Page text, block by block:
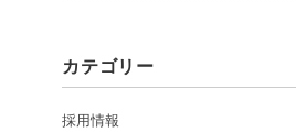
カテゴリー
採用情報